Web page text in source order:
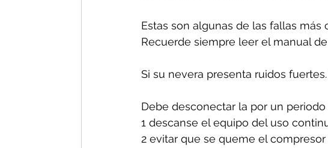
Estas son algunas de las fallas más
Recuerde siempre leer el manual
Si su nevera presenta ruidos
Debe desconectar la por un
1 descanse el equipo del uso
2 evitar que se queme el compresor